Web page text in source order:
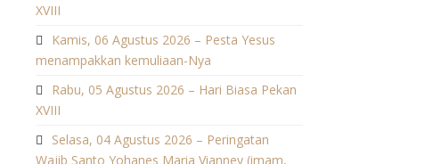
XVIII
Kamis, 06 Agustus 2026 – Pesta Yesus
menampakkan kemuliaan-Nya
Rabu, 05 Agustus 2026 – Hari Biasa Pekan
XVIII
Selasa, 04 Agustus 2026 – Peringatan
Wajib Santo Yohanes Maria Vianney (imam,